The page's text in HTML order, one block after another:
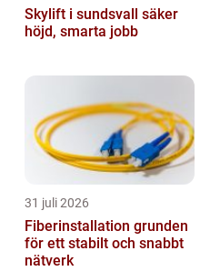
Skylift i sundsvall säker
höjd, smarta jobb
31 juli 2026
Fiberinstallation grunden
för ett stabilt och snabbt
nätverk